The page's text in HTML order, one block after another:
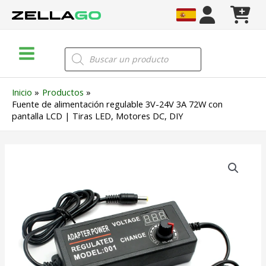
Menu
Búsqueda
de
productos
Inicio
Productos
Fuente de alimentación regulable 3V-24V 3A 72W con
pantalla LCD | Tiras LED, Motores DC, DIY
24V
3A
72W